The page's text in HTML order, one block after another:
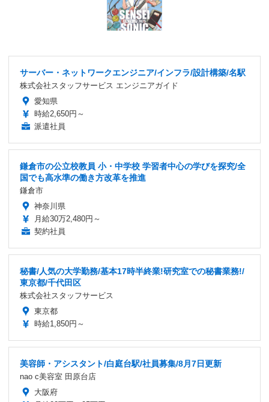
サーバー・ネットワークエンジニア/インフラ/設計構築/名駅
株式会社スタッフサービス エンジニアガイド
愛知県
時給2,650円～
派遣社員
鎌倉市の公立校教員 小・中学校 学習者中心の学びを探究/全
国でも高水準の働き方改革を推進
鎌倉市
神奈川県
月給30万2,480円～
契約社員
秘書/人気の大学勤務/基本17時半終業!研究室での秘書業務!/
東京都/千代田区
株式会社スタッフサービス
東京都
時給1,850円～
美容師・アシスタント/白庭台駅/社員募集/8月7日更新
nao c美容室 田原台店
大阪府